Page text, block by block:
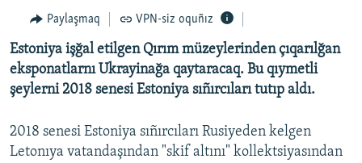
İNSAN AQLARI
VİDEO
SÜRET
FİKİR
Paylaşmaq VPN-siz oquñız
Estoniya işğal etilgen Qırım müzeylerinden çıqarılğan
eksponatlarnı Ukrayinağa qaytaracaq. Bu qıymetli
şeylerni 2018 senesi Estoniya sıñırcıları tutıp aldı.
2018 senesi Estoniya sıñırcıları Rusiyeden kelgen
Letonıya vatandaşından "skif altını" kollektsiyasından